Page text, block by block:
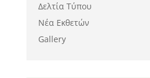
Δελτία Τύπου
Νέα Εκθετών
Gallery